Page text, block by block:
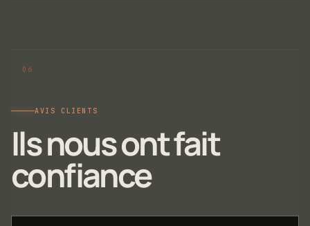
AVIS CLIENTS
Ils nous ont fait
confiance